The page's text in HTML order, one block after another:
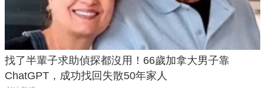
找了半輩子求助偵探都沒用！66歲加拿大男子靠
ChatGPT，成功找回失散50年家人